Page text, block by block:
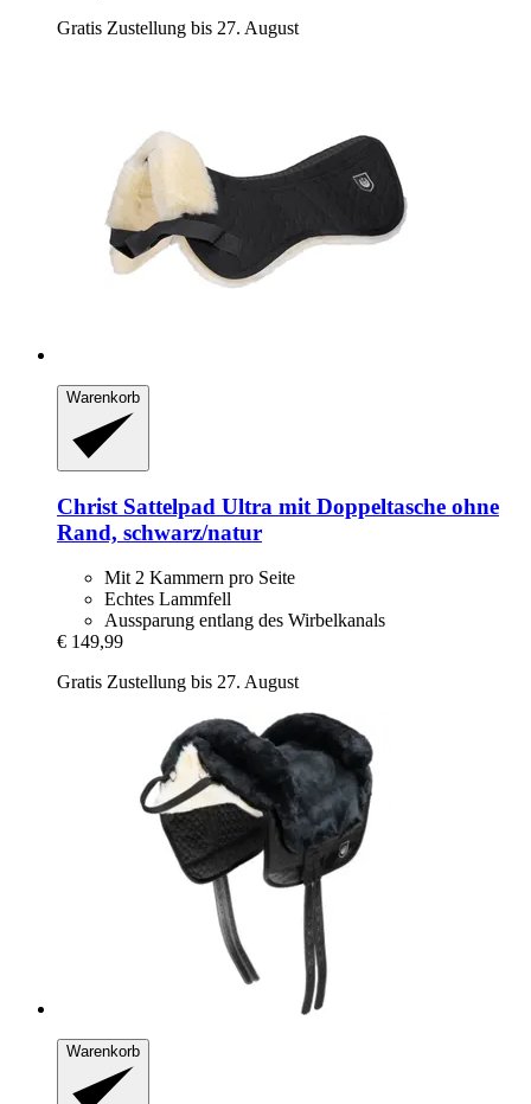
Gratis Zustellung bis 27. August
Warenkorb
Christ Sattelpad Ultra mit Doppeltasche ohne
Rand, schwarz/natur
Mit 2 Kammern pro Seite
Echtes Lammfell
Aussparung entlang des Wirbelkanals
€ 149,99
Gratis Zustellung bis 27. August
Warenkorb